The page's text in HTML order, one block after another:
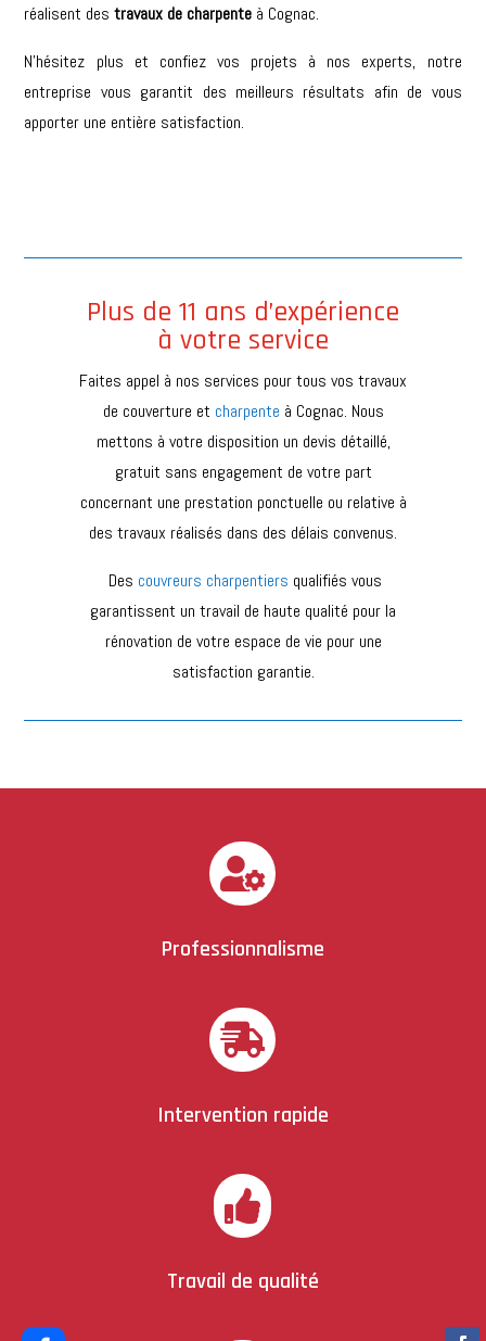
réalisent destravaux de charpente à Cognac.
N’hésitez plus et confiez vos projets à nos experts, notre
entreprise vous garantit des meilleurs résultats afin de vous
apporter une entière satisfaction.
Plus de 11 ans d’expérience
à votre service
Faites appel à nos services pour tous vos travaux
de couverture et charpente à Cognac. Nous
mettons à votre disposition un devis détaillé,
gratuit sans engagement de votre part
concernant une prestation ponctuelle ou relative à
des travaux réalisés dans des délais convenus.
Des couvreurs charpentiers qualifiés vous
garantissent un travail de haute qualité pour la
rénovation de votre espace de vie pour une
satisfaction garantie.

Professionnalisme

Intervention rapide

Travail de qualité